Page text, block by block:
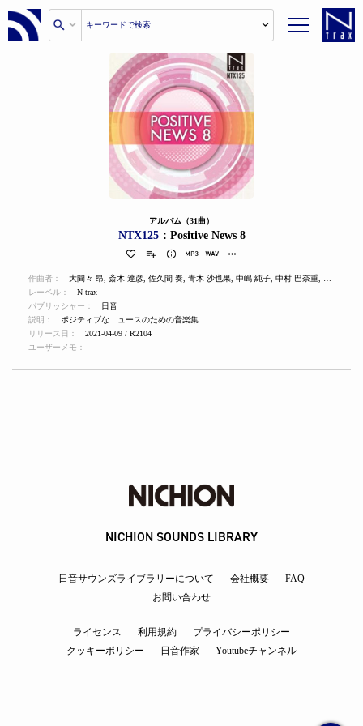
アルバム（31曲）
NTX125：Positive News 8
作曲者： 大間々 昂 斎木 達彦 佐久間 奏 青木 沙也果 中嶋 純子 中村 巴奈重
レーベル：
N-trax
パブリッシャー：
日音
説明：
ポジティブなニュースのための音楽集
リリース日：
2021-04-09 / R2104
ユーザーメモ：
NICHION SOUNDS LIBRARY
日音サウンズライブラリーについて 会社概要
FAQ
お問い合わせ
ライセンス 利用規約
プライバシーポリシー
クッキーポリシー
日音作家 Youtubeチャンネル